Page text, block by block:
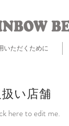
いただくために
い店舗
here to edit me.